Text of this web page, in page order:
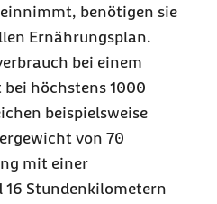
benötigen sie
Ernährungsplan.
bei einem
höchstens 1000
beispielsweise
von 70
mit einer
Stundenkilometern